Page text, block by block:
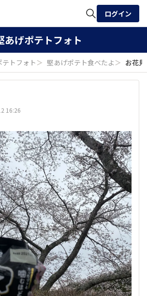
検索
ログイン
あげポテトフォト
テトフォト＞ 堅あげポテト食べたよ ＞ お花見
16:26